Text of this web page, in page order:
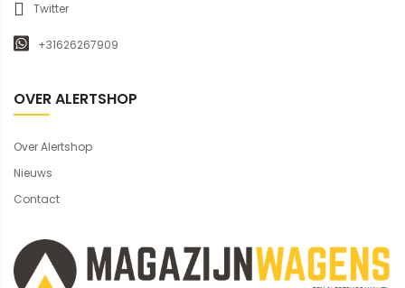
Twitter
+31626267909
OVER ALERTSHOP
Over Alertshop
Nieuws
Contact